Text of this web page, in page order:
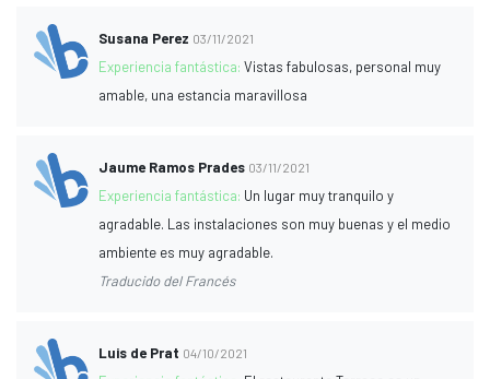
Susana Perez 03/11/2021
Experiencia fantástica:Vistas fabulosas, personal muy
amable, una estancia maravillosa
Jaume Ramos Prades 03/11/2021
Experiencia fantástica: Un lugar muy tranquilo y
agradable. Las instalaciones son muy buenas y el medio
ambiente es muy agradable.
Traducido del Francés
Luis de Prat 04/10/2021